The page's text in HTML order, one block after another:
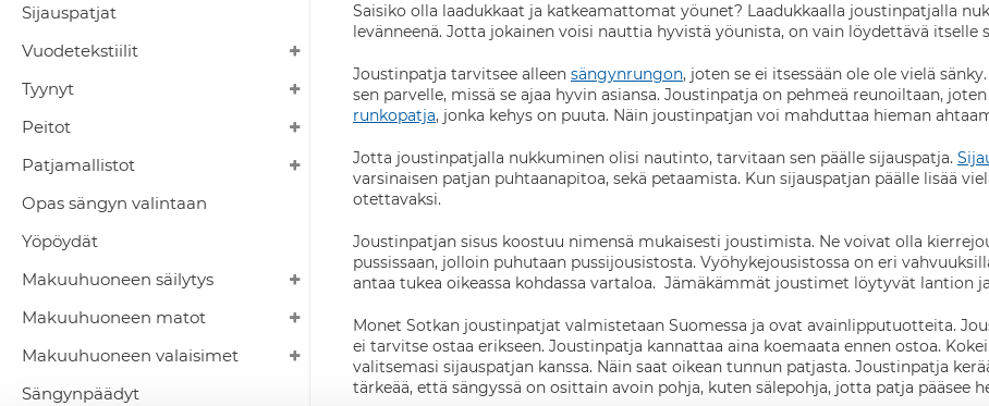
Sijauspatjat
Vuodetekstiilit
Tyynyt
Peitot
Patjamallistot
Opas sängyn valintaan
Yöpöydät
Makuuhuoneen säilytys
Makuuhuoneen matot
Makuuhuoneen valaisimet
Sängynpäädyt
Saisiko olla laadukkaat ja katkeamattomat yöunet? Laadukkaalla joustinpatjalla
levänneenä. Jotta jokainen voisi nauttia hyvistä yöunista, on vain löydettävä itselle
Joustinpatja tarvitsee alleen sängynrungon, joten se ei itsessään ole ole vielä
sen parvelle, missä se ajaa hyvin asiansa. Joustinpatja on pehmeä reunoiltaan,
runkopatja, jonka kehys on puuta. Näin joustinpatjan voi mahduttaa hieman
Jotta joustinpatjalla nukkuminen olisi nautinto, tarvitaan sen päälle sijauspatja.
varsinaisen patjan puhtaanapitoa, sekä petaamista. Kun sijauspatjan päälle lisää
otettavaksi.
Joustinpatjan sisus koostuu nimensä mukaisesti joustimista. Ne voivat olla
pussissaan, jolloin puhutaan pussijousistosta. Vyöhykejousistossa on eri
antaa tukea oikeassa kohdassa vartaloa. Jämäkämmät joustimet löytyvät lantion
Monet Sotkan joustinpatjat valmistetaan Suomessa ja ovat avainlipputuotteita.
ei tarvitse ostaa erikseen. Joustinpatja kannattaa aina koemaata ennen ostoa.
valitsemasi sijauspatjan kanssa. Näin saat oikean tunnun patjasta. Joustinpatja
tärkeää, että sängyssä on osittain avoin pohja, kuten sälepohja, jotta patja